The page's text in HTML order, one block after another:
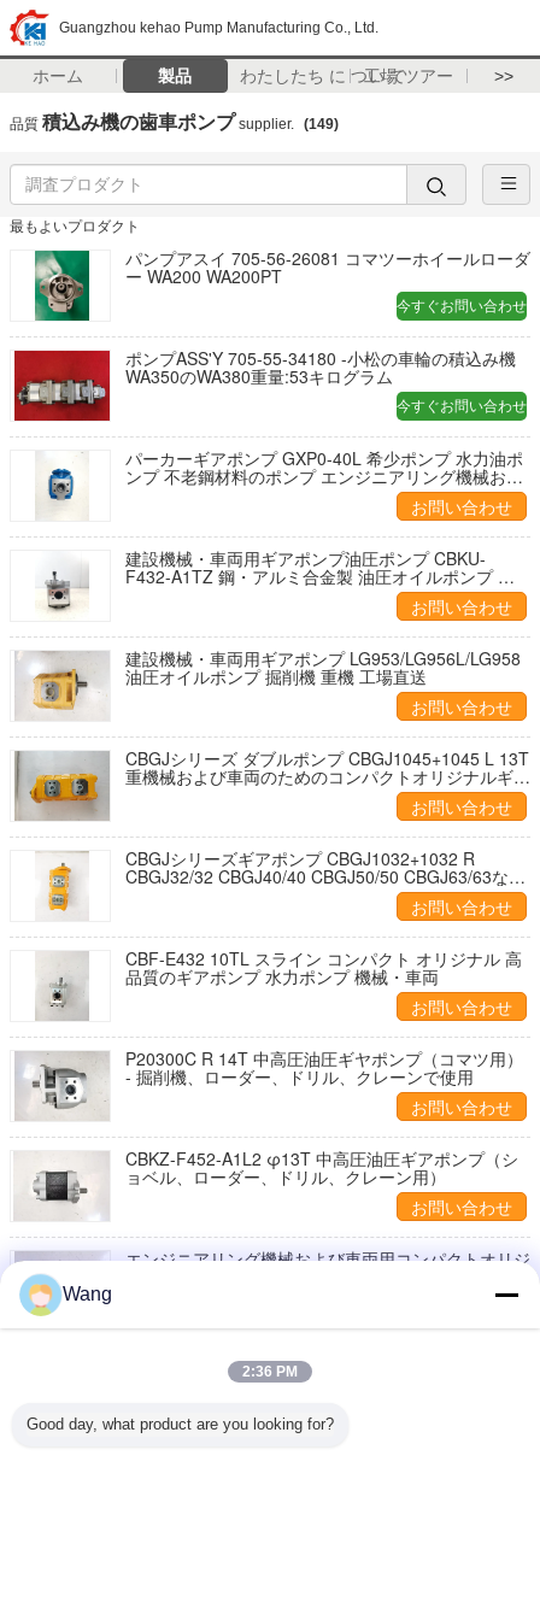
Guangzhou kehao Pump Manufacturing Co., Ltd.
ホーム 製品 わたしたち に つい て工場 ツアー >>
品質 積込み機の歯車ポンプ supplier. (149)
最もよいプロダクト
パンプアスイ 705-56-26081 コマツーホイールローダ
ー WA200 WA200PT
今すぐお問い合わせ
ポンプASS'Y 705-55-34180 -小松の車輪の積込み機
WA350のWA380重量:53キログラム
今すぐお問い合わせ
パーカーギアポンプ GXP0-40L 希少ポンプ 水力油ポ
ンプ 不老鋼材料のポンプ エンジニアリング機械およ
お問い合わせ
建設機械・車両用ギアポンプ油圧ポンプ CBKU-
F432-A1TZ 鋼・アルミ合金製 油圧オイルポンプ 掘
お問い合わせ
建設機械・車両用ギアポンプ LG953/LG956L/LG958
油圧オイルポンプ 掘削機 重機 工場直送
お問い合わせ
CBGJシリーズ ダブルポンプ CBGJ1045+1045 L 13T
重機械および車両のためのコンパクトオリジナルギア
お問い合わせ
CBGJシリーズギアポンプ CBGJ1032+1032 R
CBGJ32/32 CBGJ40/40 CBGJ50/50 CBGJ63/63など
エンジニアリング機械用のコンパクト オリジナル液
お問い合わせ
CBF-E432 10TL スライン コンパクト オリジナル 高
品質のギアポンプ 水力ポンプ 機械・車両
お問い合わせ
P20300C R 14T 中高圧油圧ギヤポンプ（コマツ用）
- 掘削機、ローダー、ドリル、クレーンで使用
お問い合わせ
CBKZ-F452-A1L2 φ13T 中高圧油圧ギアポンプ（シ
ョベル、ローダー、ドリル、クレーン用）
お問い合わせ
エンジニアリング機械および車両用コンパクトオリジ
Wang
2:36 PM
Good day, what product are you looking for?